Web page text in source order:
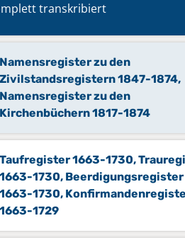
transkribiert
Zivilstandsregistern 1817-1846
Namensregister zu den
Zivilstandsregistern 1847-1874,
Namensregister zu den
Kirchenbüchern 1817-1874
Taufregister 1663-1730,
1663-1730, Beerdigungsregister
1663-1730,
1663-1729